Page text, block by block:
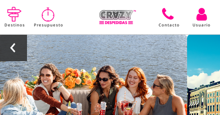
Destinos Presupuesto Contacto Usuario